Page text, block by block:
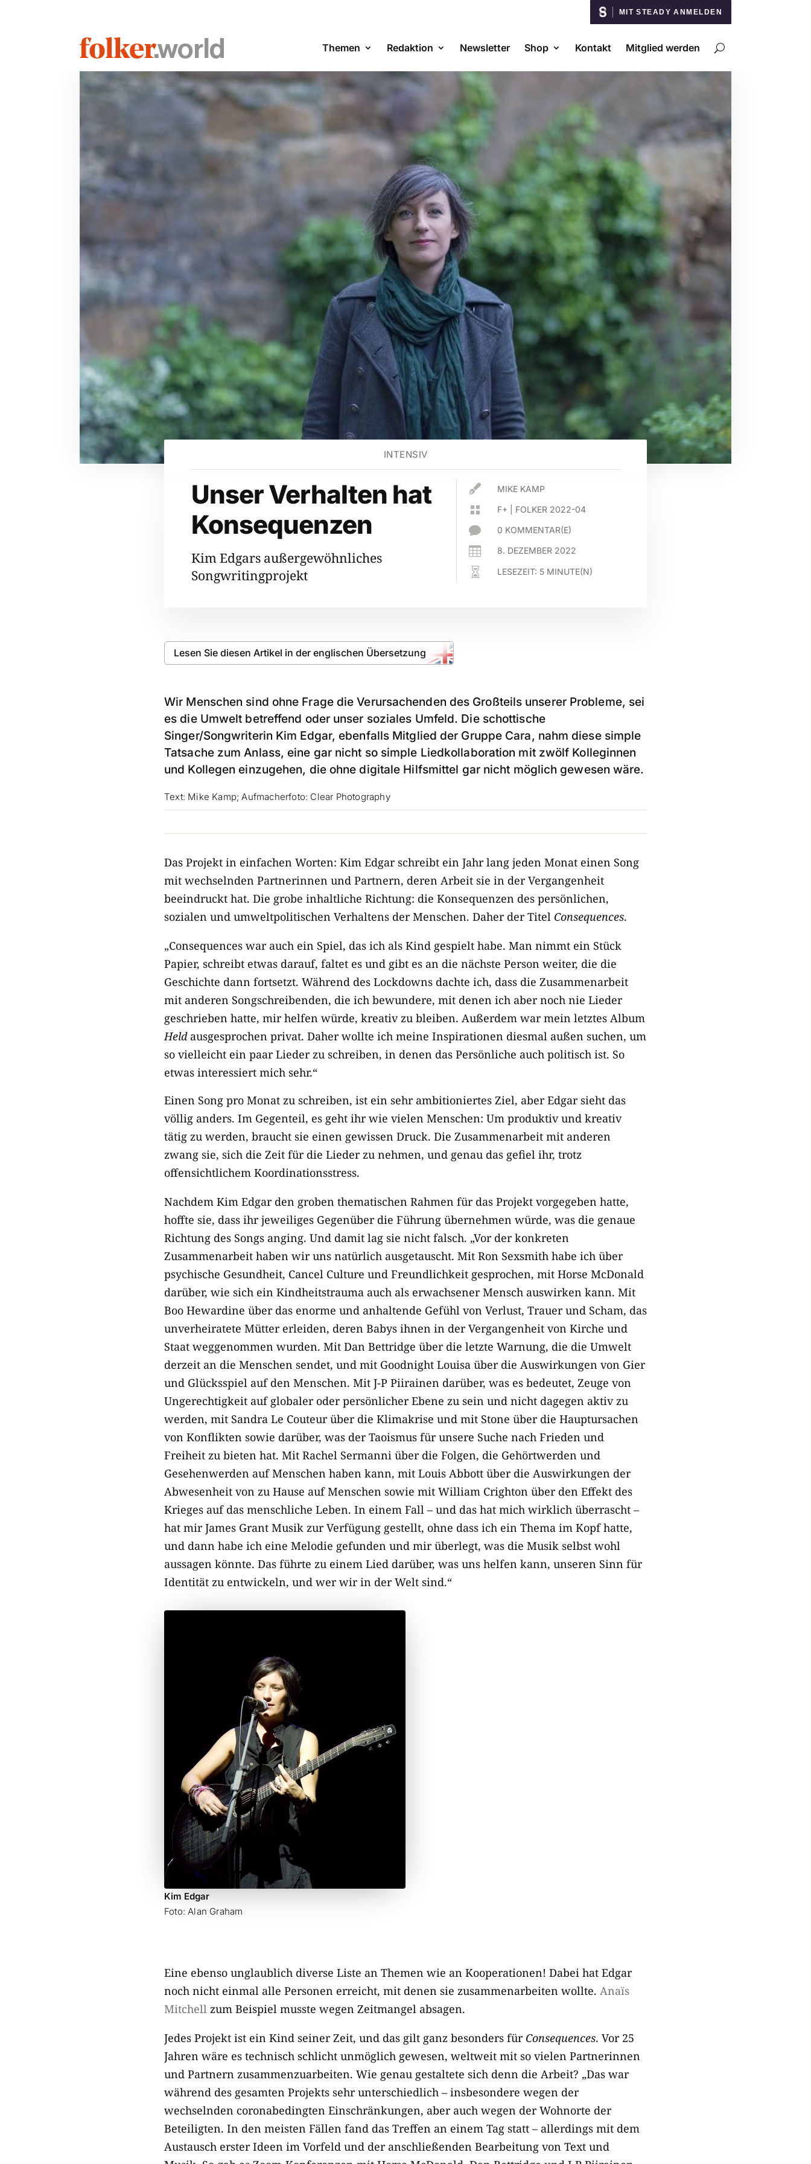
MIT STEADY ANMELDEN
Themen Redaktion Newsletter Shop Kontakt Mitglied werden
INTENSIV
Unser Verhalten hat
Konsequenzen
Kim Edgars außergewöhnliches
Songwritingprojekt
 MIKE KAMP
 F+ FOLKER 2022-04
 0 KOMMENTAR(E)
 8. DEZEMBER 2022
 LESEZEIT: 5 MINUTE(N)
Lesen Sie diesen Artikel in der englischen Übersetzung
Wir Menschen sind ohne Frage die Verursachenden des Großteils unserer Probleme, sei
es die Umwelt betreffend oder unser soziales Umfeld. Die schottische
Singer/Songwriterin Kim Edgar, ebenfalls Mitglied der Gruppe Cara, nahm diese simple
Tatsache zum Anlass, eine gar nicht so simple Liedkollaboration mit zwölf Kolleginnen
und Kollegen einzugehen, die ohne digitale Hilfsmittel gar nicht möglich gewesen wäre.
Text: Mike Kamp; Aufmacherfoto: Clear Photography
Das Projekt in einfachen Worten: Kim Edgar schreibt ein Jahr lang jeden Monat einen Song
mit wechselnden Partnerinnen und Partnern, deren Arbeit sie in der Vergangenheit
beeindruckt hat. Die grobe inhaltliche Richtung: die Konsequenzen des persönlichen,
sozialen und umweltpolitischen Verhaltens der Menschen. Daher der Titel Consequences.
„Consequences war auch ein Spiel, das ich als Kind gespielt habe. Man nimmt ein Stück
Papier, schreibt etwas darauf, faltet es und gibt es an die nächste Person weiter, die die
Geschichte dann fortsetzt. Während des Lockdowns dachte ich, dass die Zusammenarbeit
mit anderen Songschreibenden, die ich bewundere, mit denen ich aber noch nie Lieder
geschrieben hatte, mir helfen würde, kreativ zu bleiben. Außerdem war mein letztes Album
Heldausgesprochen privat. Daher wollte ich meine Inspirationen diesmal außen suchen, um
so vielleicht ein paar Lieder zu schreiben, in denen das Persönliche auch politisch ist. So
etwas interessiert mich sehr.“
Einen Song pro Monat zu schreiben, ist ein sehr ambitioniertes Ziel, aber Edgar sieht das
völlig anders. Im Gegenteil, es geht ihr wie vielen Menschen: Um produktiv und kreativ
tätig zu werden, braucht sie einen gewissen Druck. Die Zusammenarbeit mit anderen
zwang sie, sich die Zeit für die Lieder zu nehmen, und genau das gefiel ihr, trotz
offensichtlichem Koordinationsstress.
Nachdem Kim Edgar den groben thematischen Rahmen für das Projekt vorgegeben hatte,
hoffte sie, dass ihr jeweiliges Gegenüber die Führung übernehmen würde, was die genaue
Richtung des Songs anging. Und damit lag sie nicht falsch. „Vor der konkreten
Zusammenarbeit haben wir uns natürlich ausgetauscht. Mit Ron Sexsmith habe ich über
psychische Gesundheit, Cancel Culture und Freundlichkeit gesprochen, mit Horse McDonald
darüber, wie sich ein Kindheitstrauma auch als erwachsener Mensch auswirken kann. Mit
Boo Hewardine über das enorme und anhaltende Gefühl von Verlust, Trauer und Scham, das
unverheiratete Mütter erleiden, deren Babys ihnen in der Vergangenheit von Kirche und
Staat weggenommen wurden. Mit Dan Bettridge über die letzte Warnung, die die Umwelt
derzeit an die Menschen sendet, und mit Goodnight Louisa über die Auswirkungen von Gier
und Glücksspiel auf den Menschen. Mit J-P Piirainen darüber, was es bedeutet, Zeuge von
Ungerechtigkeit auf globaler oder persönlicher Ebene zu sein und nicht dagegen aktiv zu
werden, mit Sandra Le Couteur über die Klimakrise und mit Stone über die Hauptursachen
von Konflikten sowie darüber, was der Taoismus für unsere Suche nach Frieden und
Freiheit zu bieten hat. Mit Rachel Sermanni über die Folgen, die Gehörtwerden und
Gesehenwerden auf Menschen haben kann, mit Louis Abbott über die Auswirkungen der
Abwesenheit von zu Hause auf Menschen sowie mit William Crighton über den Effekt des
Krieges auf das menschliche Leben. In einem Fall – und das hat mich wirklich überrascht –
hat mir James Grant Musik zur Verfügung gestellt, ohne dass ich ein Thema im Kopf hatte,
und dann habe ich eine Melodie gefunden und mir überlegt, was die Musik selbst wohl
aussagen könnte. Das führte zu einem Lied darüber, was uns helfen kann, unseren Sinn für
Identität zu entwickeln, und wer wir in der Welt sind.“
Kim Edgar
Foto: Alan Graham
Eine ebenso unglaublich diverse Liste an Themen wie an Kooperationen! Dabei hat Edgar
noch nicht einmal alle Personen erreicht, mit denen sie zusammenarbeiten wollte. Anaïs
Mitchell zum Beispiel musste wegen Zeitmangel absagen.
Jedes Projekt ist ein Kind seiner Zeit, und das gilt ganz besonders für Consequences. Vor 25
Jahren wäre es technisch schlicht unmöglich gewesen, weltweit mit so vielen Partnerinnen
und Partnern zusammenzuarbeiten. Wie genau gestaltete sich denn die Arbeit? „Das war
während des gesamten Projekts sehr unterschiedlich – insbesondere wegen der
wechselnden coronabedingten Einschränkungen, aber auch wegen der Wohnorte der
Beteiligten. In den meisten Fällen fand das Treffen an einem Tag statt – allerdings mit dem
Austausch erster Ideen im Vorfeld und der anschließenden Bearbeitung von Text und